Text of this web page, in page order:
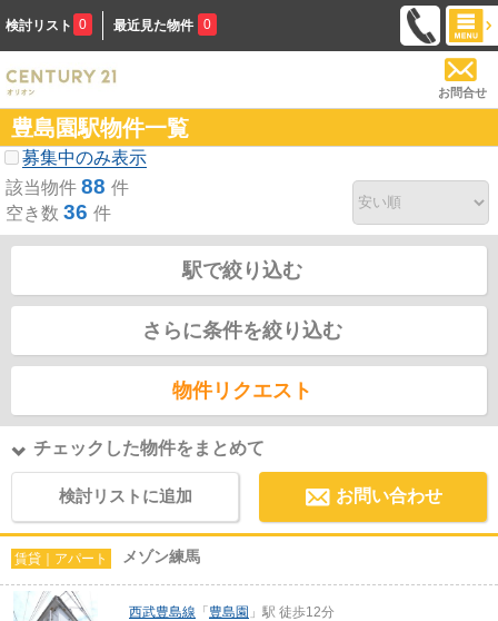
検討リスト 0 最近見た物件 0
お問合せ
豊島園駅物件一覧
募集中のみ表示
該当物件 88 件
空き数 36 件
駅で絞り込む
さらに条件を絞り込む
物件リクエスト
チェックした物件をまとめて
検討リストに追加 お問い合わせ
賃貸｜アパート メゾン練馬
西武豊島線 「 豊島園 」駅 徒歩12分